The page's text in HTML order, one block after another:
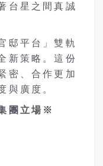
台星之間真誠
邸平台」雙軌
新策略。這份
密、合作更加
與廣度。
團立場※